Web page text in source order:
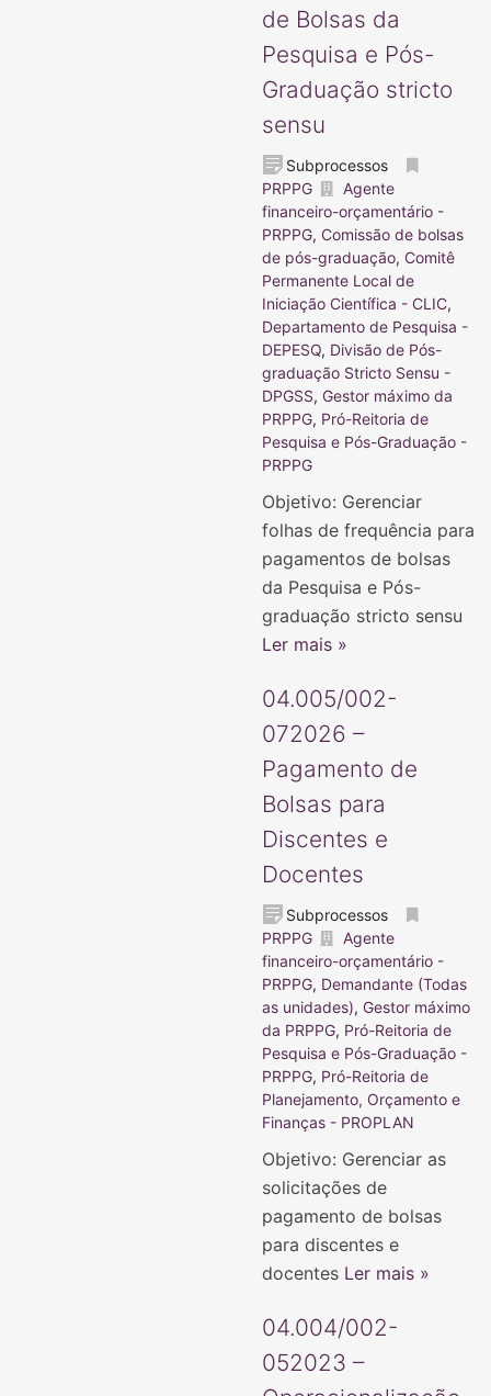
de Bolsas da
Pesquisa e Pós-
Graduação stricto
sensu
Subprocessos
PRPPG
Agente
financeiro-orçamentário -
PRPPG, Comissão de bolsas
de pós-graduação, Comitê
Permanente Local de
Iniciação Científica - CLIC,
Departamento de Pesquisa -
DEPESQ, Divisão de Pós-
graduação Stricto Sensu -
DPGSS, Gestor máximo da
PRPPG, Pró-Reitoria de
Pesquisa e Pós-Graduação -
PRPPG
Objetivo: Gerenciar
folhas de frequência para
pagamentos de bolsas
da Pesquisa e Pós-
graduação stricto sensu
Ler mais »
04.005/002-
072026 –
Pagamento de
Bolsas para
Discentes e
Docentes
Subprocessos
PRPPG
Agente
financeiro-orçamentário -
PRPPG, Demandante (Todas
as unidades), Gestor máximo
da PRPPG, Pró-Reitoria de
Pesquisa e Pós-Graduação -
PRPPG, Pró-Reitoria de
Planejamento, Orçamento e
Finanças - PROPLAN
Objetivo: Gerenciar as
solicitações de
pagamento de bolsas
para discentes e
docentes Ler mais »
04.004/002-
052023 –